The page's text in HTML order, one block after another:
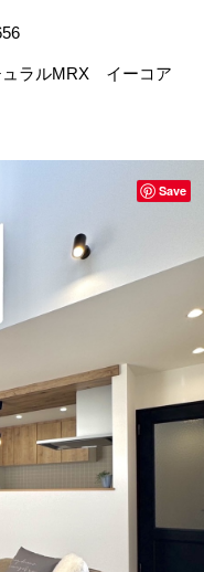
ュラルMRX イーコア
Save